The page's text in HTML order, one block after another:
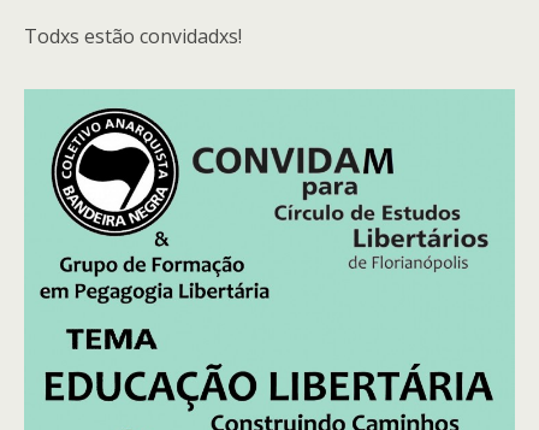
Todxs estão convidadxs!